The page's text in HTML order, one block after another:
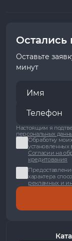
Остались
Оставьте
минут
Настоящим я
персональных
Обработку
установленных
Согласии на
кредитования
характера
рекламных и